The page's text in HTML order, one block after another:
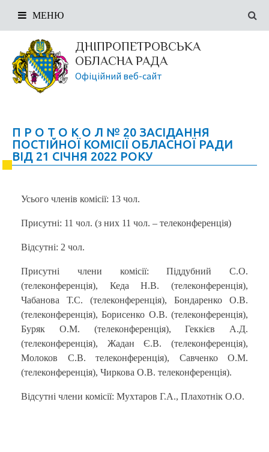
ДНІПРОПЕТРОВСЬКА
ОБЛАСНА РАДА
Офіційний веб-сайт
МЕНЮ
П Р О Т О К О Л № 20 ЗАСІДАННЯ
ПОСТІЙНОЇ КОМІСІЇ ОБЛАСНОЇ РАДИ
ВІД 21 СІЧНЯ 2022 РОКУ
Усього членів комісії: 13 чол.
Присутні: 11 чол. (з них 11 чол. – телеконференція)
Відсутні: 2 чол.
Присутні члени комісії: Піддубний С.О.
(телеконференція), Кеда Н.В. (телеконференція),
Чабанова Т.С. (телеконференція), Бондаренко О.В.
(телеконференція), Борисенко О.В. (телеконференція),
Буряк О.М. (телеконференція), Геккієв А.Д.
(телеконференція), Жадан Є.В. (телеконференція),
Молоков С.В. телеконференція), Савченко О.М.
(телеконференція), Чиркова О.В. телеконференція).
Відсутні члени комісії: Мухтаров Г.А., Плахотнік О.О.